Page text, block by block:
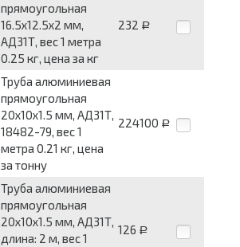
прямоугольная
16.5x12.5x2 мм,
АД31Т, вес 1 метра
0.25 кг, цена за кг
232 Р
Труба алюминиевая
прямоугольная
20x10x1.5 мм, АД31Т,
18482-79, вес 1
метра 0.21 кг, цена
за тонну
224100 Р
Труба алюминиевая
прямоугольная
20x10x1.5 мм, АД31Т,
длина: 2 м, вес 1
126 Р